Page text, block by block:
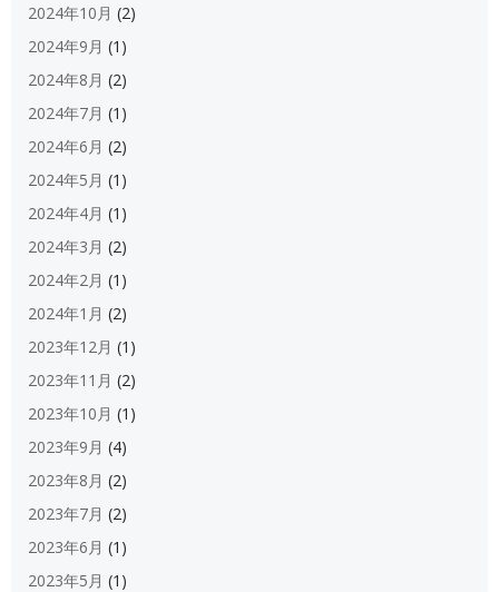
2024年10月 (2)
2024年9月 (1)
2024年8月 (2)
2024年7月 (1)
2024年6月 (2)
2024年5月 (1)
2024年4月 (1)
2024年3月 (2)
2024年2月 (1)
2024年1月 (2)
2023年12月 (1)
2023年11月 (2)
2023年10月 (1)
2023年9月 (4)
2023年8月 (2)
2023年7月 (2)
2023年6月 (1)
2023年5月 (1)